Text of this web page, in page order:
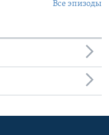
Все эпизоды